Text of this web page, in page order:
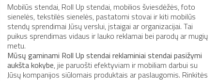
Mobilūs stendai, Roll Up stendai, mobilios šviesdėžės, foto
sienelės, tekstilės sienelės, pastatomi stovai ir kiti mobilūs
stendų sprendimai Jūsų verslui, įstaigai ar organizacijai. Tai
puikus sprendimas vidaus ir lauko reklamai bei parodų ar mugių
metu.
Mūsų gaminami Roll Up stendai reklaminiai stendai pasižymi
aukšta kokybe, jie paruošti efektyviam ir mobiliam darbui su
Jūsų kompanijos siūlomais produktais ar paslaugomis. Rinkitės